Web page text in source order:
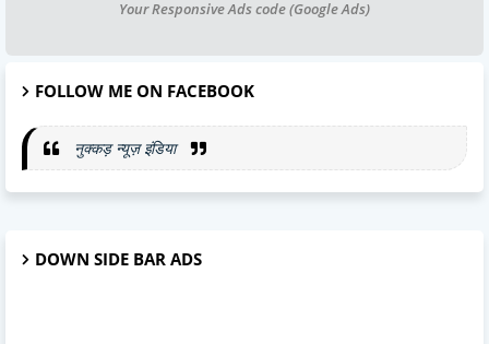
Your Responsive Ads code (Google Ads)
FOLLOW ME ON FACEBOOK
नुक्कड़ न्यूज़ इंडिया
DOWN SIDE BAR ADS